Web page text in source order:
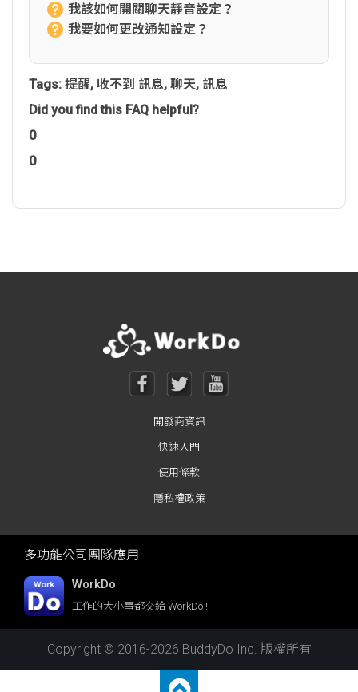
我該如何開關聊天靜音設定？
我要如何更改通知設定？
Tags: 提醒, 收不到 訊息, 聊天, 訊息
Did you find this FAQ helpful?
0
0
開發商資訊
快速入門
使用條款
隱私權政策
多功能公司團隊應用
WorkDo
工作的大小事都交給 WorkDo !
Copyright © 2016-2026 BuddyDo Inc. 版權所有